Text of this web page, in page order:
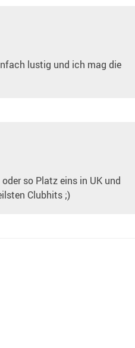
lustig und ich mag die
so Platz eins in UK und
Clubhits ;)